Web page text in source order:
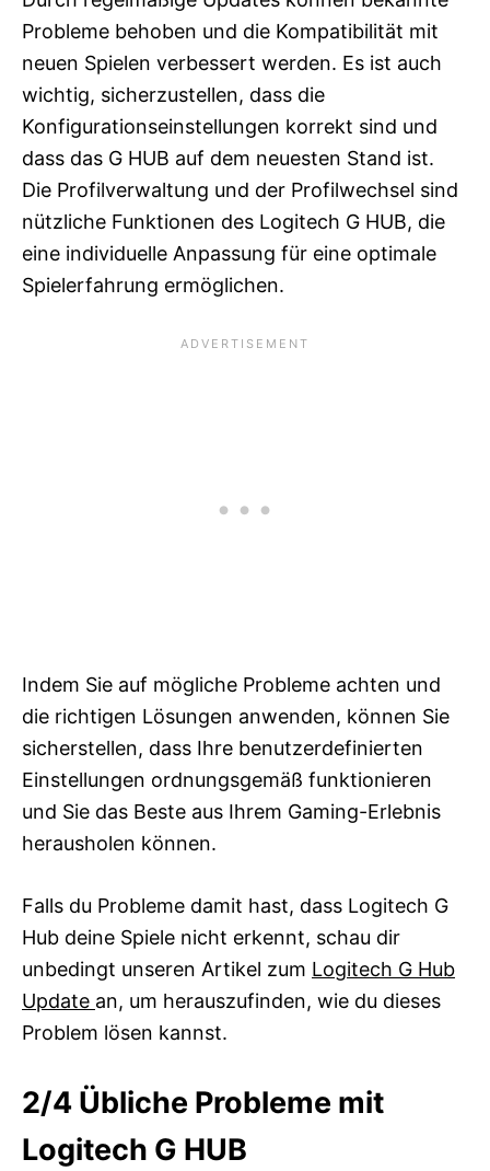
Probleme behoben und die Kompatibilität mit
neuen Spielen verbessert werden. Es ist auch
wichtig, sicherzustellen, dass die
Konfigurationseinstellungen korrekt sind und
dass das G HUB auf dem neuesten Stand ist.
Die Profilverwaltung und der Profilwechsel sind
nützliche Funktionen des Logitech G HUB, die
eine individuelle Anpassung für eine optimale
Spielerfahrung ermöglichen.
Indem Sie auf mögliche Probleme achten und
die richtigen Lösungen anwenden, können Sie
sicherstellen, dass Ihre benutzerdefinierten
Einstellungen ordnungsgemäß funktionieren
und Sie das Beste aus Ihrem Gaming-Erlebnis
herausholen können.
Falls du Probleme damit hast, dass Logitech G
Hub deine Spiele nicht erkennt, schau dir
unbedingt unseren Artikel zum Logitech G Hub
Update an, um herauszufinden, wie du dieses
Problem lösen kannst.
2/4 Übliche Probleme mit
Logitech G HUB